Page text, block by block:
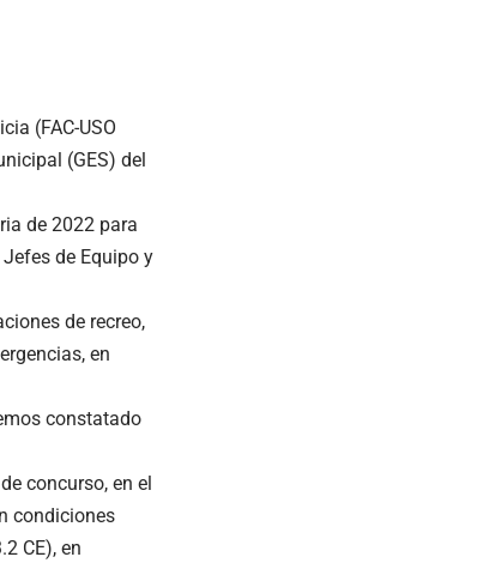
(FAC-USO
(GES) del
de 2022 para
de Equipo y
de recreo,
en
constatado
concurso, en el
condiciones
CE), en